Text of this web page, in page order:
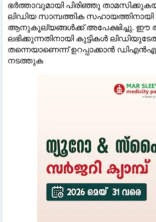
ഭർത്താവുമായി പിരിഞ്ഞു
ലിഡിയ സാമ്പത്തിക സഹായത്തിനായി
ആനുകൂല്യങ്ങള്‍ക്ക് അപേക്ഷിച്ചു.
ലഭിക്കുന്നതിനായി കുട്ടികള്‍
തന്നെയാണെന്ന് ഉറപ്പാക്കാൻ
നടത്തുക